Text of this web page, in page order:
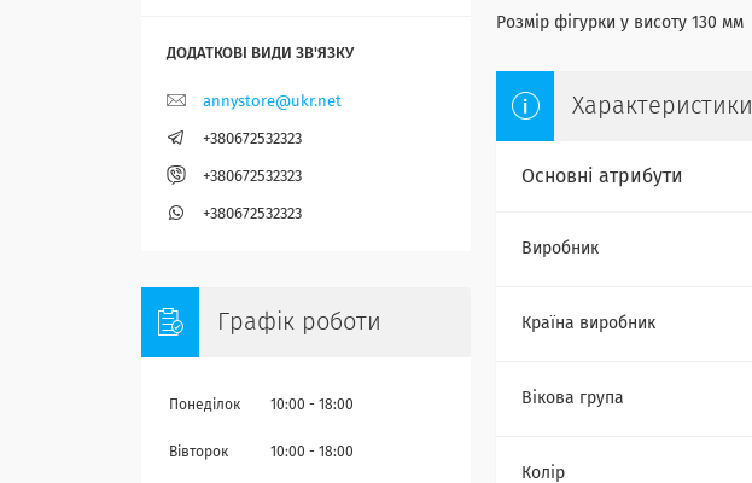
Розмір фігурки у висоту 130 мм
Характеристики
Основні атрибути
Виробник
Країна виробник
Вікова група
Колір
annystore@ukr.net
+380672532323
+380672532323
+380672532323
Графік роботи
Понеділок 10:00 18:00
Вівторок 10:00 18:00